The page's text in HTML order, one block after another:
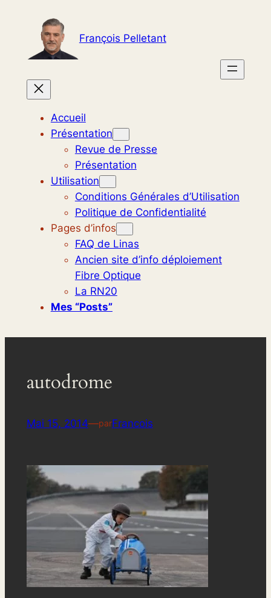
contenu
François Pelletant
Accueil
Présentation
Revue de Presse
Présentation
Utilisation
Conditions Générales d’Utilisation
Politique de Confidentialité
Pages d’infos
FAQ de Linas
Ancien site d’info déploiement
Fibre Optique
La RN20
Mes “posts”
autodrome
Mai 15, 2014—parFrancois